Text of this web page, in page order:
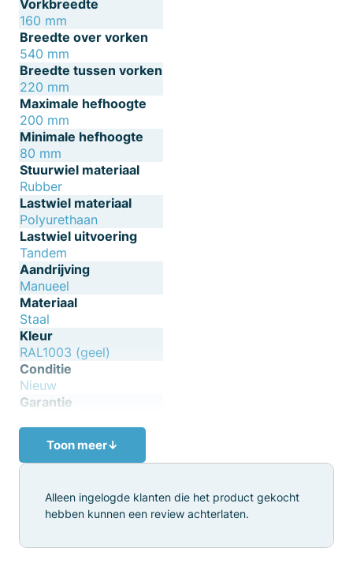
Vorkbreedte
160 mm
Breedte over vorken
540 mm
Breedte tussen vorken
220 mm
Maximale hefhoogte
200 mm
Minimale hefhoogte
80 mm
Stuurwiel materiaal
Rubber
Lastwiel materiaal
Polyurethaan
Lastwiel uitvoering
Tandem
Aandrijving
Manueel
Materiaal
Staal
Kleur
RAL1003 (geel)
Conditie
Nieuw
Garantie
Toon meer↓
Alleen ingelogde klanten die het product gekocht
hebben kunnen een review achterlaten.